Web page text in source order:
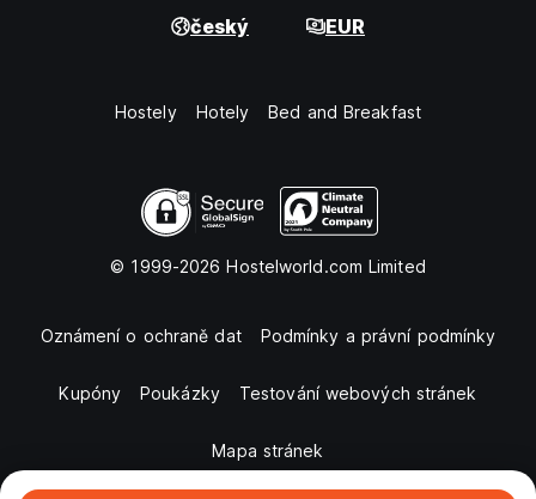
český EUR
Hostely Hotely Bed and Breakfast
© 1999-2026 Hostelworld.com Limited
Oznámení o ochraně dat Podmínky a právní podmínky
Kupóny Poukázky Testování webových stránek
Mapa stránek